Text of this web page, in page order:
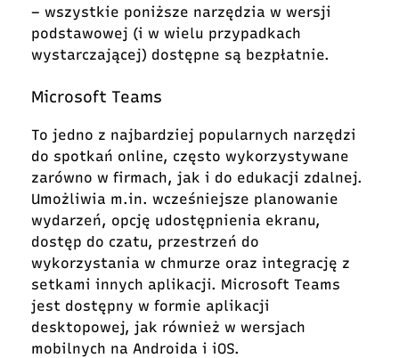
– wszystkie poniższe narzędzia w wersji
podstawowej (i w wielu przypadkach
wystarczającej) dostępne są bezpłatnie.
Microsoft Teams
To jedno z najbardziej popularnych narzędzi
do spotkań online, często wykorzystywane
zarówno w firmach, jak i do edukacji zdalnej.
Umożliwia m.in. wcześniejsze planowanie
wydarzeń, opcję udostępnienia ekranu,
dostęp do czatu, przestrzeń do
wykorzystania w chmurze oraz integrację z
setkami innych aplikacji. Microsoft Teams
jest dostępny w formie aplikacji
desktopowej, jak również w wersjach
mobilnych na Androida i iOS.